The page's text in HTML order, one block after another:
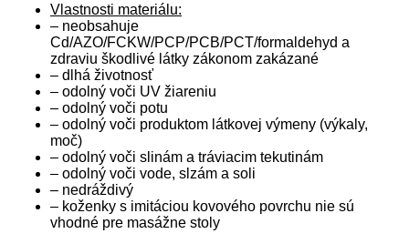
Vlastnosti materiálu:
– neobsahuje
Cd/AZO/FCKW/PCP/PCB/PCT/formaldehyd a
zdraviu škodlivé látky zákonom zakázané
– dlhá životnosť
– odolný voči UV žiareniu
– odolný voči potu
– odolný voči produktom látkovej výmeny (výkaly,
moč)
– odolný voči slinám a tráviacim tekutinám
– odolný voči vode, slzám a soli
– nedráždivý
– koženky s imitáciou kovového povrchu nie sú
vhodné pre masážne stoly